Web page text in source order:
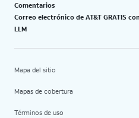
Comentarios
Correo electrónico de AT&T GRATIS
LLM
Mapa del sitio
Mapas de cobertura
Términos de uso